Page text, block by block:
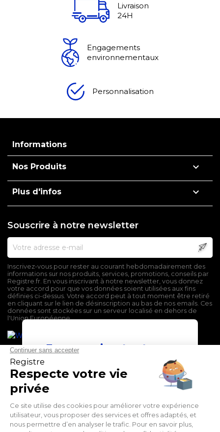
Livraison
24H
Engagements
environnementaux
Personnalisation
Informations
Nos Produits 
Plus d'infos 
Souscrire à notre newsletter
Inscrivez-vous pour rester au courant hebdomadairement des
informations sur nos produits, services, promotions, conseils par
Registre.fr. En vous inscrivant à notre newsletter, vous donnez
votre accord pour que vos données soient utilisées aux fins
définies ci-dessus. Votre accord peut à tout moment être retiré
en cliquant sur le lien de désinscription au bas de nos emails. Ces
données sont stockées sur un serveur localisé en dehors de
l'Union Européenne.
En poursuivant votre
navigation sur ce site,
vous devez accepter
l’utilisation et l'écriture
de Cookies.
J'accepte
Conditions générales de vente